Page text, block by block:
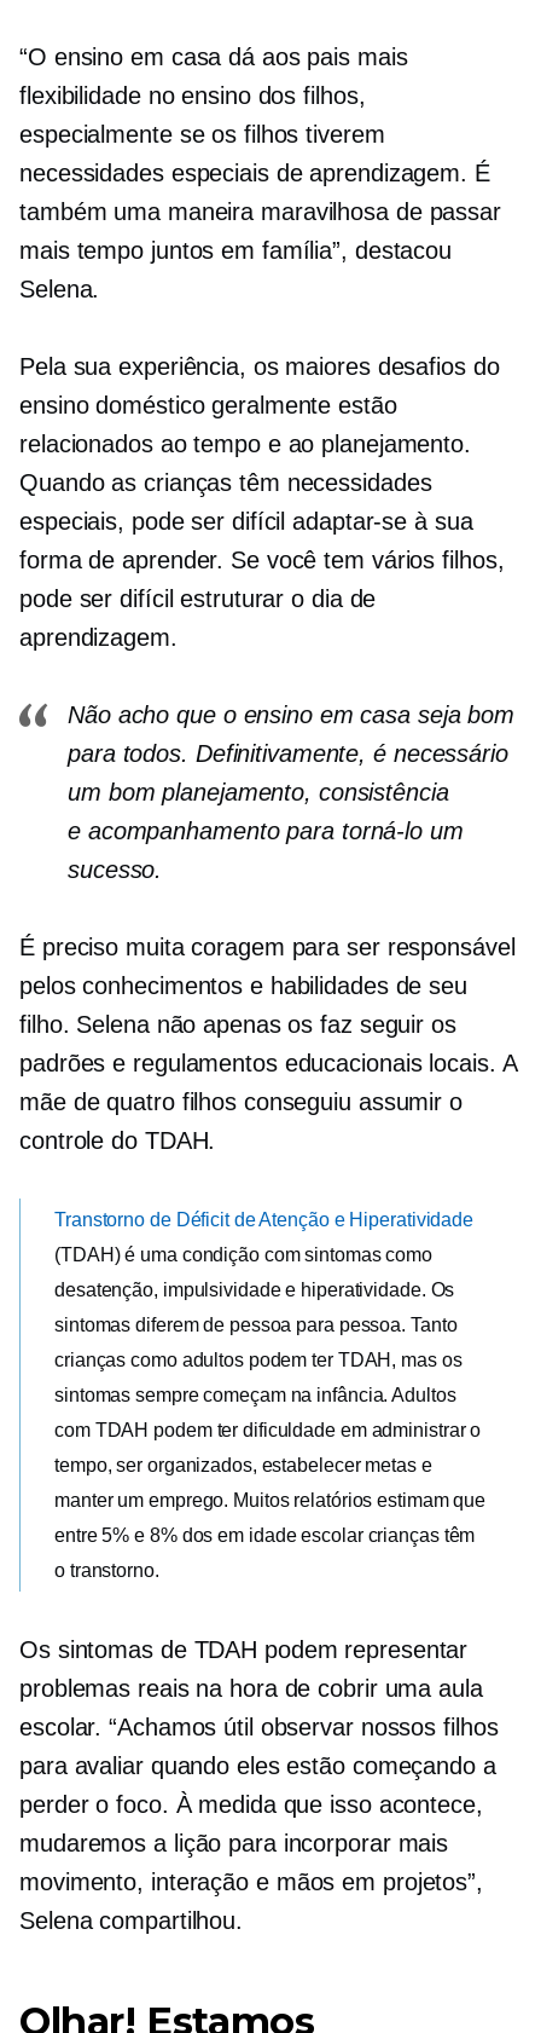
“O ensino em casa dá aos pais mais
flexibilidade no ensino dos filhos,
especialmente se os filhos tiverem
necessidades especiais de aprendizagem. É
também uma maneira maravilhosa de passar
mais tempo juntos em família”, destacou
Selena.
Pela sua experiência, os maiores desafios do
ensino doméstico geralmente estão
relacionados ao tempo e ao planejamento.
Quando as crianças têm necessidades
especiais, pode ser difícil adaptar-se à sua
forma de aprender. Se você tem vários filhos,
pode ser difícil estruturar o dia de
aprendizagem.
Não acho que o ensino em casa seja bom
para todos. Definitivamente, é necessário
um bom planejamento, consistência
e acompanhamentopara torná-lo um
sucesso.
É preciso muita coragem para ser responsável
pelos conhecimentos e habilidades de seu
filho. Selena não apenas os faz seguir os
padrões e regulamentos educacionais locais. A
mãe de quatro filhos conseguiu assumir o
controle do TDAH.
Transtorno de Déficit de Atenção e Hiperatividade
(TDAH) é uma condição com sintomas como
desatenção, impulsividade e hiperatividade. Os
sintomas diferem de pessoa para pessoa. Tanto
crianças como adultos podem ter TDAH, mas os
sintomas sempre começam na infância. Adultos
com TDAH podem ter dificuldade em administrar o
tempo, ser organizados, estabelecer metas e
manter um emprego. Muitos relatórios estimam que
entre 5% e 8% dosem idade escolarcrianças têm
o transtorno.
Os sintomas de TDAH podem representar
problemas reais na hora de cobrir uma aula
escolar. “Achamos útil observar nossos filhos
para avaliar quando eles estão começando a
perder o foco. À medida que isso acontece,
mudaremos a lição para incorporar mais
movimento, interação e mãos em projetos”,
Selena compartilhou.
Olhar! Estamos